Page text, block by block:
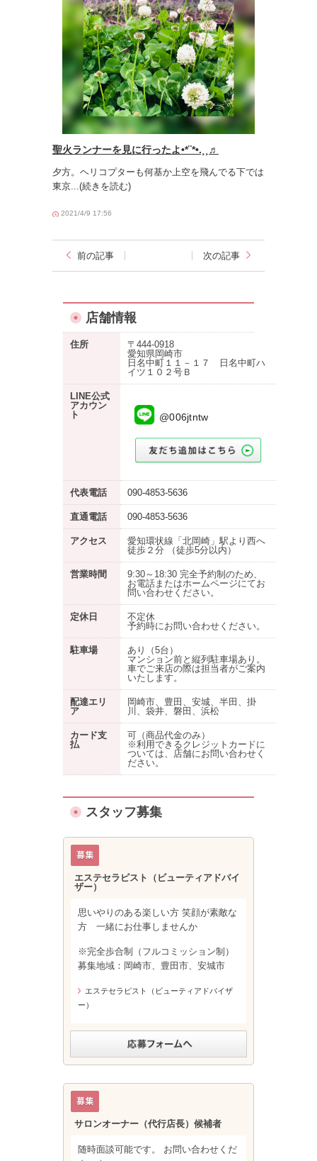
聖火ランナーを見に行ったよ•*¨*•.¸¸♬︎
夕方。ヘリコプターも何基か上空を飛んでる下では
東京...(続きを読む)
2021/4/9 17:56
前の記事 次の記事
店舗情報
住所
〒444-0918
愛知県岡崎市
日名中町１１－１７ 日名中町ハ
イツ１０２号Ｂ
LINE公式
アカウン
ト
@006jtntw
代表電話 090-4853-5636
直通電話 090-4853-5636
アクセス
愛知環状線「北岡崎」駅より西へ
徒歩２分 （徒歩5分以内）
営業時間
9:30～18:30 完全予約制のため、
お電話またはホームページにてお
問い合わせください。
定休日
不定休
予約時にお問い合わせください。
駐車場 あり
（5台）
マンション前と縦列駐車場あり。
車でご来店の際は担当者がご案内
いたします。
配達エリ
ア
岡崎市、豊田、安城、半田、掛
川、袋井、磐田、浜松
カード支
払
可（商品代金のみ）
※利用できるクレジットカードに
ついては、店舗にお問い合わせく
ださい。
スタッフ募集
エステセラピスト（ビューティアドバイ
ザー）
思いやりのある楽しい方 笑顔が素敵な
方 一緒にお仕事しませんか
※完全歩合制（フルコミッション制）
募集地域：岡崎市、豊田市、安城市
エステセラピスト（ビューティアドバイザ
ー）
サロンオーナー（代行店長）候補者
随時面談可能です。 お問い合わせくだ